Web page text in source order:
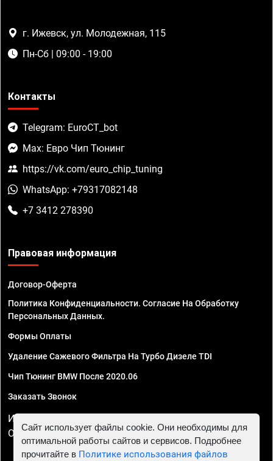
г. Ижевск, ул. Молодежная, 115
Пн-Сб | 09:00 - 19:00
Контакты
Telegram: EuroCT_bot
Max: Евро Чип Тюнинг
https://vk.com/euro_chip_tuning
WhatsApp: +79317082148
+7 3412 278390
Правовая информация
Договор-Оферта
Политика Конфиденциальности. Согласие На Обработку
Персональных Данных.
Формы Оплаты
Удаление Сажевого Фильтра На Турбо Дизеле TDI
Чип Тюнинг BMW После 2020.06
Заказать Звонок
ИП Смирнов Георгий Павлович. ИНН 781302555843,
ОГРНИП 324470400032610
Сайт использует файлы cookie. Они необходимы для
оптимальной работы сайтов и сервисов. Подробнее
прочитайте в Политике использования файлов